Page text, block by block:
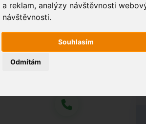
a reklam, analýzy návštěvnosti
návštěvnosti.
Souhlasím
Odmítám